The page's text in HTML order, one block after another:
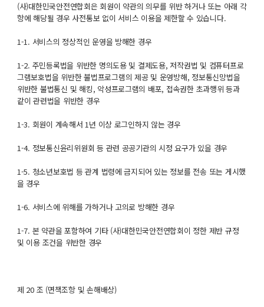
(사)대한민국안전연합회은 회원이 약관의 의무를 위반 하거나 또는 아래 각
항에 해당될 경우 사전통보 없이 서비스 이용을 제한할 수 있습니다.
1-1. 서비스의 정상적인 운영을 방해한 경우
1-2. 주민등록법을 위반한 명의도용 및 결제도용, 저작권법 및 컴퓨터프로
그램보호법을 위반한 불법프로그램의 제공 및 운영방해, 정보통신망법을
위반한 불법통신 및 해킹, 악성프로그램의 배포, 접속권한 초과행위 등과
같이 관련법을 위반한 경우
1-3. 회원이 계속해서 1년 이상 로그인하지 않는 경우
1-4. 정보통신윤리위원회 등 관련 공공기관의 시정 요구가 있을 경우
1-5. 청소년보호법 등 관계 법령에 금지되어 있는 정보를 전송 또는 게시했
을 경우
1-6. 서비스에 위해를 가하거나 고의로 방해한 경우
1-7. 본 약관을 포함하여 기타 (사)대한민국안전연합회이 정한 제반 규정
및 이용 조건을 위반한 경우
제 20 조 (면책조항 및 손해배상)